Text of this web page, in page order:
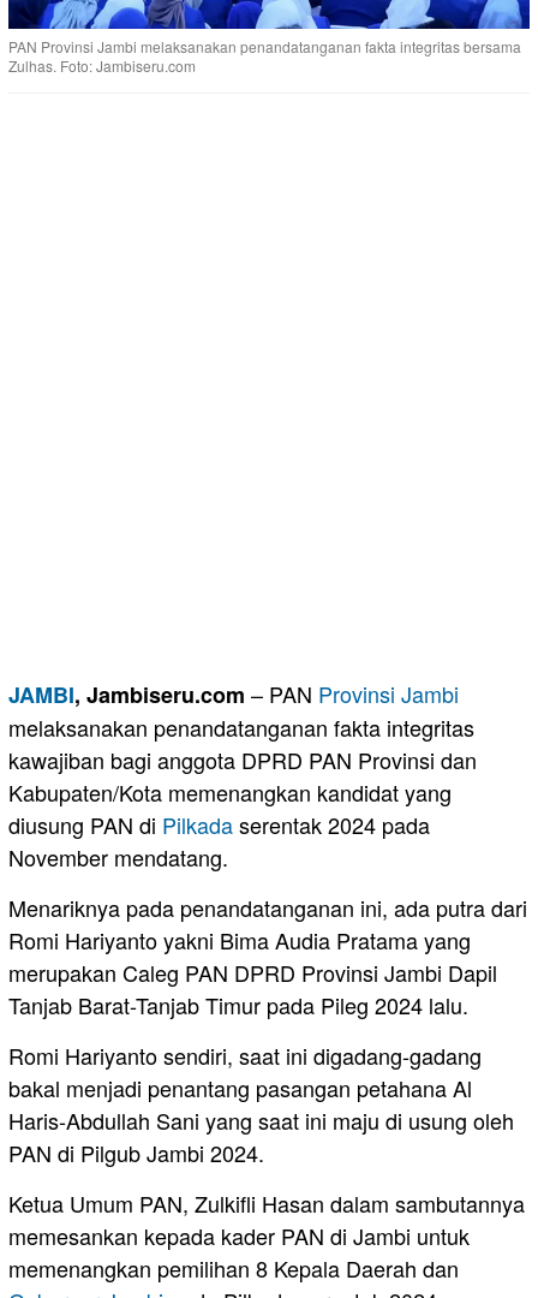
PAN Provinsi Jambi melaksanakan penandatanganan fakta integritas bersama
Zulhas. Foto: Jambiseru.com
JAMBI, Jambiseru.com – PAN Provinsi Jambi
melaksanakan penandatanganan fakta integritas
kawajiban bagi anggota DPRD PAN Provinsi dan
Kabupaten/Kota memenangkan kandidat yang
diusung PAN di Pilkadaserentak 2024 pada
November mendatang.
Menariknya pada penandatanganan ini, ada putra dari
Romi Hariyanto yakni Bima Audia Pratama yang
merupakan Caleg PAN DPRD Provinsi Jambi Dapil
Tanjab Barat-Tanjab Timur pada Pileg 2024 lalu.
Romi Hariyanto sendiri, saat ini digadang-gadang
bakal menjadi penantang pasangan petahana Al
Haris-Abdullah Sani yang saat ini maju di usung oleh
PAN di Pilgub Jambi 2024.
Ketua Umum PAN, Zulkifli Hasan dalam sambutannya
memesankan kepada kader PAN di Jambi untuk
memenangkan pemilihan 8 Kepala Daerah dan